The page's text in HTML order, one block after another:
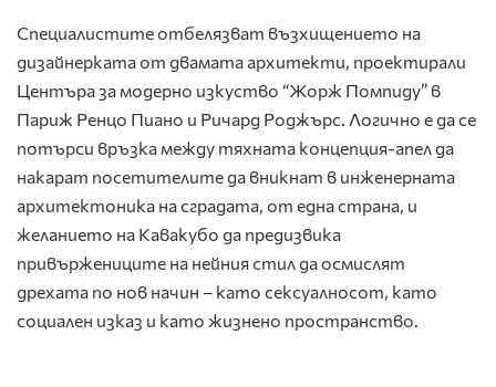
Специалистите отбелязват възхищението на
дизайнерката от двамата архитекти, проектирали
Центъра за модерно изкуство “Жорж Помпиду” в
Париж Ренцо Пиано и Ричард Роджърс. Логично е да се
потърси връзка между тяхната концепция-апел да
накарат посетителите да вникнат в инженерната
архитектоника на сградата, от една страна, и
желанието на Кавакубо да предизвика
привържениците на нейния стил да осмислят
дрехата по нов начин – като сексуалносот, като
социален изказ и като жизнено пространство.